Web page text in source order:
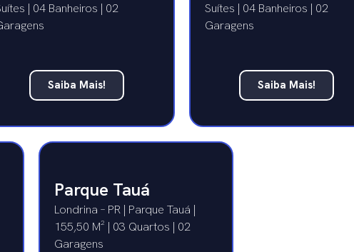
| 04 Banheiros | 02
Saiba Mais!
Suítes | 04 Banheiros | 02
Garagens
Saiba Mais!
Parque Tauá
Londrina – PR | Parque Tauá |
155,50 M² | 03 Quartos | 02
Garagens